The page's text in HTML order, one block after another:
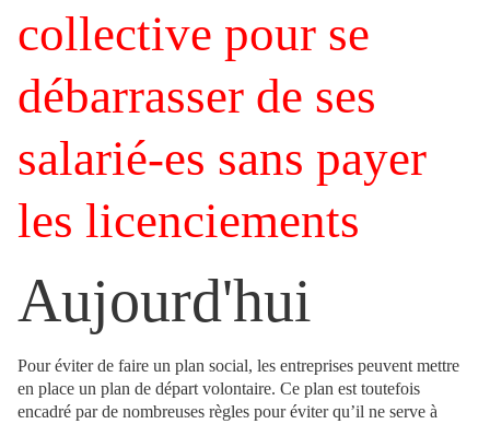
collective pour se
débarrasser de ses
salarié-es sans payer
les licenciements
Aujourd'hui
Pour éviter de faire un plan social, les entreprises peuvent mettre
en place un plan de départ volontaire. Ce plan est toutefois
encadré par de nombreuses règles pour éviter qu’il ne serve à